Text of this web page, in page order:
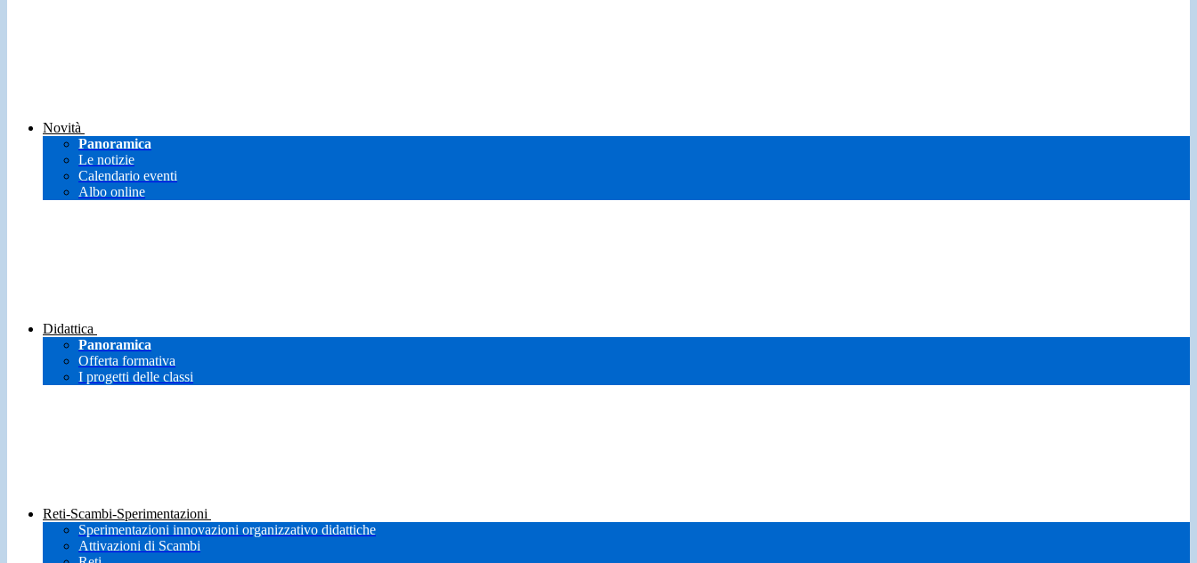
Novità
Panoramica
Le notizie
Calendario eventi
Albo online
Didattica
Panoramica
Offerta formativa
I progetti delle classi
Reti-Scambi-Sperimentazioni
Sperimentazioni innovazioni organizzativo didattiche
Attivazioni di Scambi